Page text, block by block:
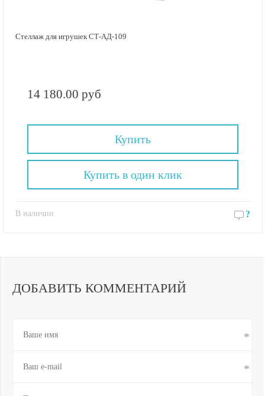
Стеллаж для игрушек СТ-АД-109
14 180.00 руб
Купить
В наличии ?
Купить в один клик
ДОБАВИТЬ КОММЕНТАРИЙ